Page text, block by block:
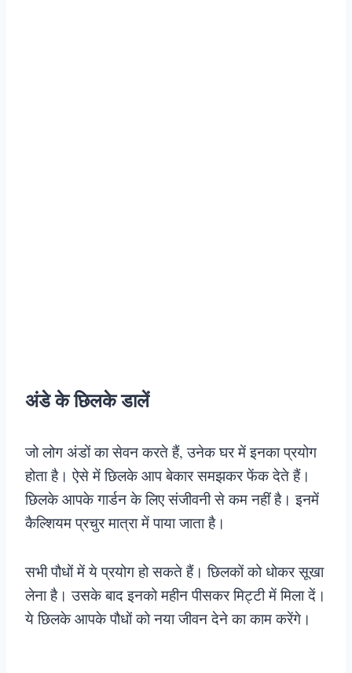
अंडे के छिलके डालें
जो लोग अंडों का सेवन करते हैं, उनेक घर में इनका प्रयोग
होता है। ऐसे में छिलके आप बेकार समझकर फेंक देते हैं।
छिलके आपके गार्डन के लिए संजीवनी से कम नहीं है। इनमें
कैल्शियम प्रचुर मात्रा में पाया जाता है।
सभी पौधों में ये प्रयोग हो सकते हैं। छिलकों को धोकर सूखा
लेना है। उसके बाद इनको महीन पीसकर मिट्टी में मिला दें।
ये छिलके आपके पौधों को नया जीवन देने का काम करेंगे।